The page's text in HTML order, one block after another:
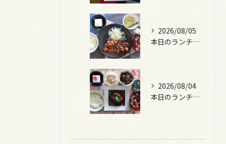
2026/08/05
本日のランチは、ロース豚カツ梅はさみ！
2026/08/04
本日のランチは、煮込みハンバーグ！